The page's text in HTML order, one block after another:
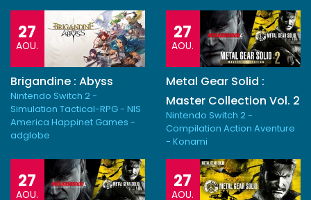
27
AOU.
Brigandine : Abyss
Nintendo Switch 2 -
Simulation Tactical-RPG - NIS
America Happinet Games -
adglobe
27
AOU.
Metal Gear Solid :
Master Collection Vol. 2
Nintendo Switch 2 -
Compilation Action Aventure
- Konami
27
AOU.
27
AOU.